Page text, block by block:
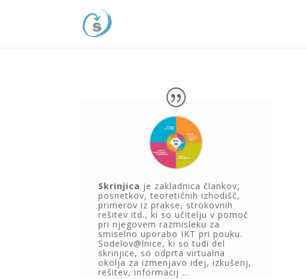
Skrinjica je zakladnica člankov,
posnetkov, teoretičnih izhodišč,
primerov iz prakse, strokovnih
rešitev itd., ki so učitelju v pomoč
pri njegovem razmisleku za
smiselno uporabo IKT pri pouku.
Sodelov@lnice, ki so tudi del
skrinjice, so odprta virtualna
okolja za izmenjavo idej, izkušenj,
rešitev, informacij …